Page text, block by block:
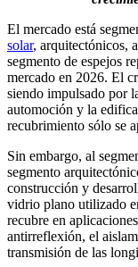
El mercado está
solar, arquitectónicos,
segmento de espejos
mercado en 2026. El
siendo impulsado por
automoción y la
recubrimiento sólo se
Sin embargo, al
segmento
construcción y
vidrio plano utilizado
recubre en
antirreflexión, el
transmisión de las